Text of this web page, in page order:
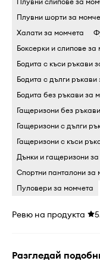
Плувни шорти за
Халати за момчета
Боксерки и слипове за
Бодита c къси ръкави
Бодита c дълги ръкави
Бодита без ръкави за
Гащеризони без
Гащеризони c дълги
Гащеризони c къси
Дънки и гащеризони
Спортни панталони за
Пуловери за момчета
Ревю на продукта
Разгледай